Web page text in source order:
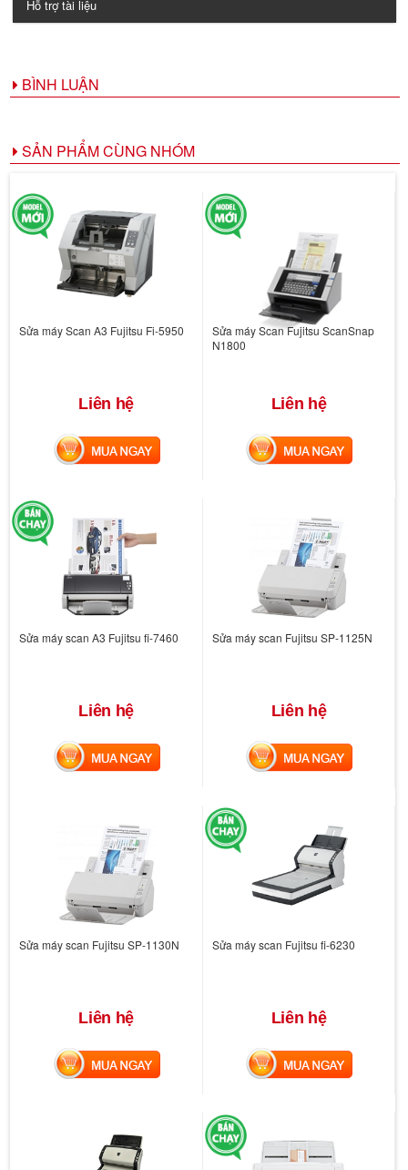
Hỗ trợ tài liệu
BÌNH LUẬN
SẢN PHẨM CÙNG NHÓM
Sửa máy Scan A3 Fujitsu Fi-5950
Liên hệ
MUA NGAY
Sửa máy Scan Fujitsu ScanSnap
N1800
Liên hệ
MUA NGAY
Sửa máy scan A3 Fujitsu fi-7460
Liên hệ
MUA NGAY
Sửa máy scan Fujitsu SP-1125N
Liên hệ
MUA NGAY
Sửa máy scan Fujitsu SP-1130N
Liên hệ
MUA NGAY
Sửa máy scan Fujitsu fi-6230
Liên hệ
MUA NGAY